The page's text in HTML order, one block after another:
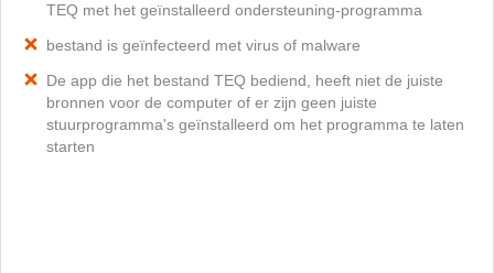
TEQ met het geïnstalleerd ondersteuning-programma
bestand is geïnfecteerd met virus of malware
De app die het bestand TEQ bediend, heeft niet de juiste
bronnen voor de computer of er zijn geen juiste
stuurprogramma's geïnstalleerd om het programma te laten
starten